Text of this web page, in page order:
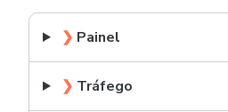
❯ Painel
❯ Tráfego